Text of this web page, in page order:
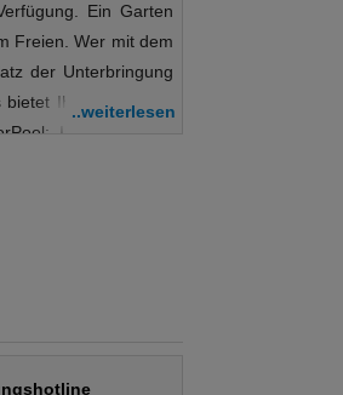
Ein Garten
Freien. Wer mit dem
der Unterbringung
Ihre Unterkunft
IndoorInternet:
Parkplatz
& Trinken: Der
RestaurantBar
hervorragend für
bieten
Aerobic und eine
..weiterlesen